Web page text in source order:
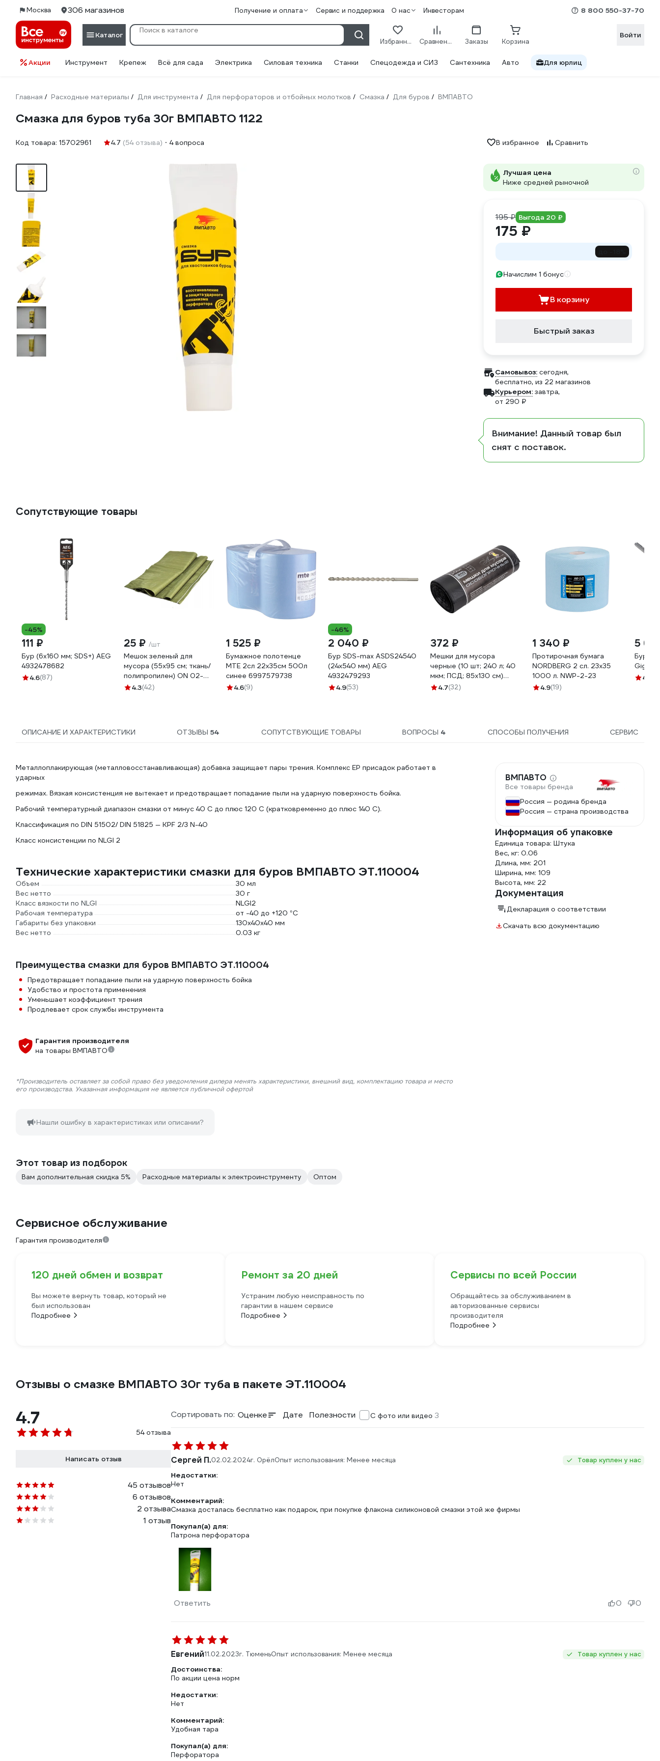
Москва 306 магазинов Получение и оплата Сервис и поддержка О нас Инвесторам 8 800 550-37-70
Каталог
Избранное Сравнение Заказы Корзина
Войти
Акции Инструмент Крепеж Всё для сада Электрика Силовая техника Станки Спецодежда и СИЗ Сантехника Авто Для юрлиц
Главная / Расходные материалы / Для инструмента / Для перфораторов и отбойных молотков / Смазка / Для буров / ВМПАВТО
Смазка для буров туба 30г ВМПАВТО 1122
Код товара: 15702961 4.7 (54 отзыва) 4 вопроса В избранное Сравнить
Лучшая цена
Ниже средней рыночной
195 ₽ Выгода 20 ₽
175 ₽
Начислим 1 бонус
В корзину
Быстрый заказ
Самовывоз: сегодня,
бесплатно, из 22 магазинов
Курьером: завтра,
от 290 ₽
Внимание! Данный товар был
снят с поставок.
Сопутствующие товары
-45%
111 ₽
Бур (6x160 мм; SDS+) AEG
4932478682
4.6(87)
25 ₽ /шт
Мешок зеленый для
мусора (55x95 см; ткань/
полипропилен) ON 02-
24-001
4.3(42)
1 525 ₽
Бумажное полотенце
MTE 2сл 22x35см 500л
синее 6997579738
4.6(9)
-46%
2 040 ₽
Бур SDS-max ASDS24540
(24x540 мм) AEG
4932479293
4.9(53)
372 ₽
Мешки для мусора
черные (10 шт; 240 л; 40
мкм; ПСД; 85x130 см)
ООО Комус 839695
4.7(32)
1 340 ₽
Протирочная бумага
NORDBERG 2 сл. 23x35
1000 л. NWP-2-23
4.9(19)
5
Бур
Gigant
4.5
ОПИСАНИЕ И ХАРАКТЕРИСТИКИ ОТЗЫВЫ54 СОПУТСТВУЮЩИЕ ТОВАРЫ ВОПРОСЫ 4 СПОСОБЫ ПОЛУЧЕНИЯ СЕРВИС
Металлоплакирующая (металловосстанавливающая) добавка защищает пары трения. Комплекс EP присадок работает в
ударных
режимах. Вязкая консистенция не вытекает и предотвращает попадание пыли на ударную поверхность бойка.
Рабочий температурный диапазон смазки от минус 40 С до плюс 120 С (кратковременно до плюс 140 С).
Классификация по DIN 51502/ DIN 51825 — KPF 2/3 N-40
Класс консистенции по NLGI 2
Технические характеристики смазки для буров ВМПАВТО ЭТ.110004
Объем
30 мл
Вес нетто
30 г
Класс вязкости по NLGI
NLGI2
Рабочая температура
от -40 до +120 °С
Габариты без упаковки
130x40x40 мм
Вес нетто
0.03 кг
Преимущества смазки для буров ВМПАВТО ЭТ.110004
Предотвращает попадание пыли на ударную поверхность бойка
Удобство и простота применения
Уменьшает коэффициент трения
Продлевает срок службы инструмента
Гарантия производителя
на товары ВМПАВТО
*Производитель оставляет за собой право без уведомления дилера менять характеристики, внешний вид, комплектацию товара и место
его производства. Указанная информация не является публичной офертой
Нашли ошибку в характеристиках или описании?
ВМПАВТО
Все товары бренда
Россия — родина бренда
Россия — страна производства
Информация об упаковке
Единица товара: Штука
Вес, кг: 0.06
Длина, мм: 201
Ширина, мм: 109
Высота, мм: 22
Документация
Декларация о соответствии
Скачать всю документацию
Этот товар из подборок
Вам дополнительная скидка 5% Расходные материалы к электроинструменту Оптом
Сервисное обслуживание
Гарантия производителя
120 дней обмен и возврат
Вы можете вернуть товар, который не
был использован
Подробнее
Ремонт за 20 дней
Устраним любую неисправность по
гарантии в нашем сервисе
Подробнее
Сервисы по всей России
Обращайтесь за обслуживанием в
авторизованные сервисы
производителя
Подробнее
Отзывы о смазке ВМПАВТО 30г туба в пакете ЭТ.110004
4.7
54 отзыва
Написать отзыв
45 отзывов
6 отзывов
2 отзыва
1 отзыв
Сортировать по: Оценке Дате Полезности С фото или видео 3
Сергей П.02.02.2024г. ОрёлОпыт использования: Менее месяца Товар куплен у нас
Недостатки:
Нет
Комментарий:
Смазка досталась бесплатно как подарок, при покупке флакона силиконовой смазки этой же фирмы
Покупал(а) для:
Патрона перфоратора
Ответить 0 0
Евгений11.02.2023г. ТюменьОпыт использования: Менее месяца Товар куплен у нас
Достоинства:
По акции цена норм
Недостатки:
Нет
Комментарий:
Удобная тара
Покупал(а) для:
Перфоратора